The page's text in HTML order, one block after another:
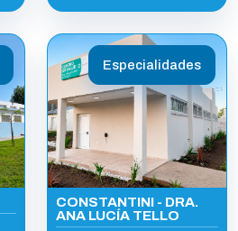
Especialidades
CONSTANTINI - DRA.
ANA LUCÍA TELLO